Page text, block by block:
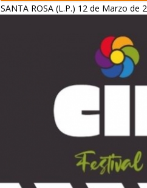
SANTA ROSA (L.P.) 12 de Marzo de